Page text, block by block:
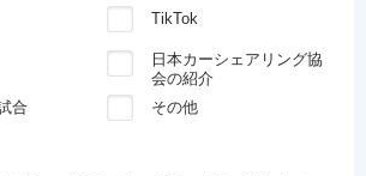
TikTok
日本カーシェアリング協
会の紹介
合
その他